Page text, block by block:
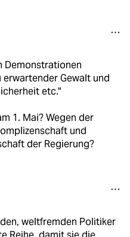
Demonstrationen
Gewalt und
etc."
1. Mai? Wegen der
und
der Regierung?
weltfremden Politiker